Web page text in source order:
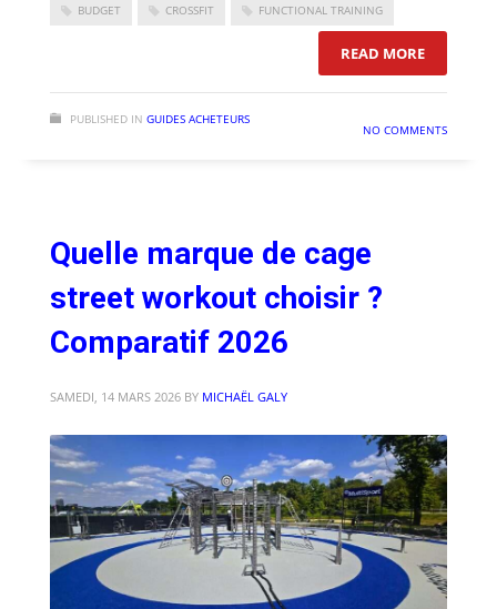
BUDGET CROSSFIT FUNCTIONAL TRAINING
READ MORE:
PUBLISHED IN GUIDES ACHETEURS
NO COMMENTS
Quelle marque de cage
street workout choisir ?
Comparatif 2026
SAMEDI, 14 MARS 2026 BY MICHAËL GALY